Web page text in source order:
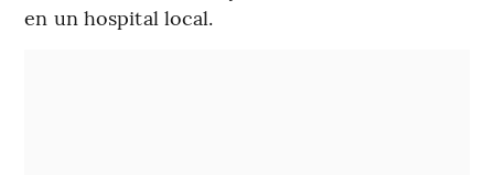
en un hospital local.